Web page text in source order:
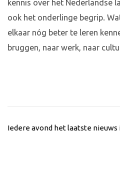
kennis over het Nederlandse
ook het onderlinge begrip.
elkaar nóg beter te leren
bruggen, naar werk, naar
Iedere avond het laatste nieuws